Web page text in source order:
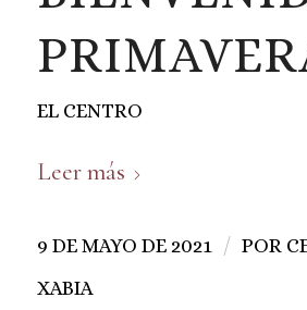
EL CENTRO
Leer más
9 DE MAYO DE 2021 / POR
XABIA